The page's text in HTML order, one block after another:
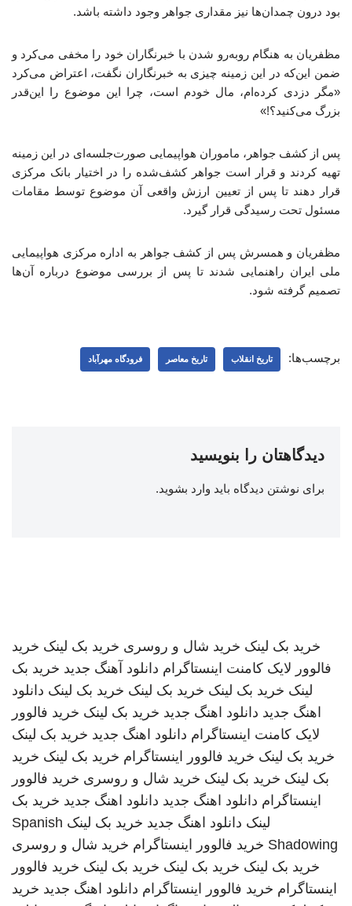
بود درون چمدان‌ها نیز مقداری جواهر وجود داشته باشد.
مظفریان به هنگام روبه‌رو شدن با خبرنگاران خود را مخفی می‌کرد و
ضمن این‌که در این زمینه چیزی به خبرنگاران نگفت، اعتراض می‌کرد
«مگر دزدی کرده‌ام، مال خودم است، چرا این موضوع را این‌قدر
بزرگ می‌کنید؟!»
پس از کشف جواهر، ماموران هواپیمایی صورت‌جلسه‌ای در این زمینه
تهیه کردند و قرار است جواهر کشف‌شده را در اختیار بانک مرکزی
قرار دهند تا پس از تعیین ارزش واقعی آن موضوع توسط مقامات
مسئول تحت رسیدگی قرار گیرد.
مظفریان و همسرش پس از کشف جواهر به اداره مرکزی هواپیمایی
ملی ایران راهنمایی شدند تا پس از بررسی موضوع درباره آن‌ها
تصمیم گرفته شود.
برچسب‌ها: تاریخ انقلاب تاریخ معاصر فرودگاه مهرآباد
دیدگاهتان را بنویسید
برای نوشتن دیدگاه باید وارد بشوید.
خرید بک لینک خرید شال و روسری خرید بک لینک خرید
فالوور لایک کامنت اینستاگرام دانلود آهنگ جدید خرید بک
لینک خرید بک لینک خرید بک لینک خرید بک لینک دانلود
اهنگ جدید دانلود اهنگ جدید خرید بک لینک خرید فالوور
لایک کامنت اینستاگرام دانلود اهنگ جدید خرید بک لینک
خرید بک لینک خرید فالوور اینستاگرام خرید بک لینک خرید
بک لینک خرید بک لینک خرید شال و روسری خرید فالوور
اینستاگرام دانلود اهنگ جدید دانلود اهنگ جدید خرید بک
لینک دانلود اهنگ جدید خرید بک لینک Spanish
Shadowing خرید فالوور اینستاگرام خرید شال و روسری
خرید بک لینک خرید بک لینک خرید بک لینک خرید فالوور
اینستاگرام خرید فالوور اینستاگرام دانلود اهنگ جدید خرید